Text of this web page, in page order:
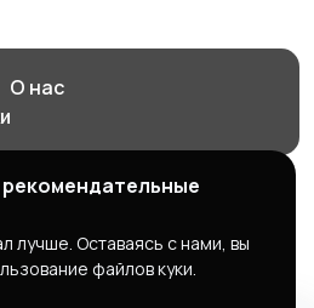
О нас
| Работа |
"ЦПК" ИНН 5609203278 ОГРН
рекомендательные
лучше. Оставаясь с нами, вы
файлов куки.